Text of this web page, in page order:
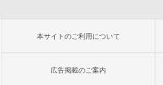
本サイトのご利用について
広告掲載のご案内